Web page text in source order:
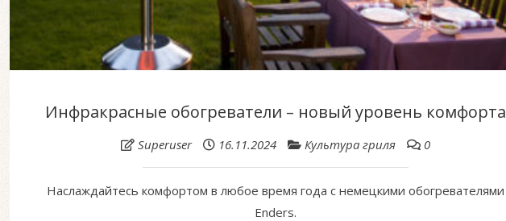
Инфракрасные обогреватели – новый уровень комфорта
Superuser 16.11.2024 Культура гриля 0
Наслаждайтесь комфортом в любое время года с немецкими обогревателями
Enders.